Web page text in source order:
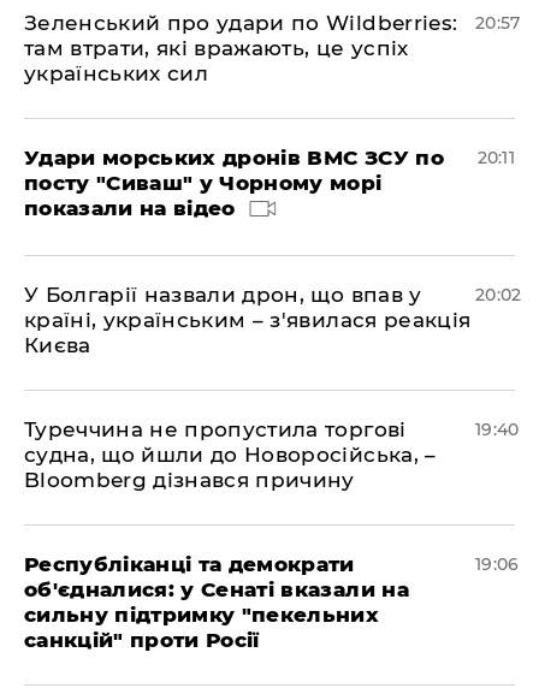
Зеленський про удари по Wildberries:
там втрати, які вражають, це успіх
українських сил
20:57
Удари морських дронів ВМС ЗСУ по
посту "Сиваш" у Чорному морі
показали на відео
20:11
У Болгарії назвали дрон, що впав у
країні, українським – з'явилася реакція
Києва
20:02
Туреччина не пропустила торгові
судна, що йшли до Новоросійська, –
Bloomberg дізнався причину
19:40
Республіканці та демократи
об'єдналися: у Сенаті вказали на
сильну підтримку "пекельних
санкцій" проти Росії
19:06